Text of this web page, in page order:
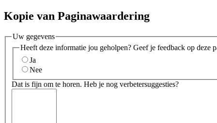
Kopie van Paginawaardering
Uw gegevens
Heeft deze informatie jou geholpen? Geef je feedback op deze
Ja
Nee
Dat is fijn om te horen. Heb je nog verbetersuggesties?